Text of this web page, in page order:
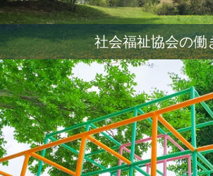
社会福祉協会の働